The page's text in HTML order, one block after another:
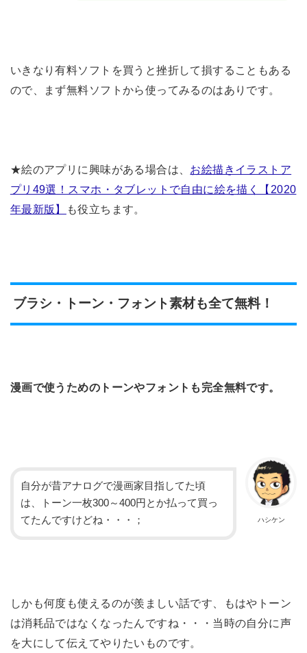
いきなり有料ソフトを買うと挫折して損することもある
ので、まず無料ソフトから使ってみるのはありです。
★絵のアプリに興味がある場合は、 お絵描きイラストア
プリ49選！スマホ・タブレットで自由に絵を描く【2020
年最新版】
も役立ちます。
ブラシ・トーン・フォント素材も全て無料！
漫画で使うためのトーンやフォントも完全無料です。
ハシケン
自分が昔アナログで漫画家目指してた頃
は、トーン一枚300～400円とか払って買っ
てたんですけどね・・・；
しかも何度も使えるのが羨ましい話です、もはやトーン
は消耗品ではなくなったんですね・・・当時の自分に声
を大にして伝えてやりたいものです。